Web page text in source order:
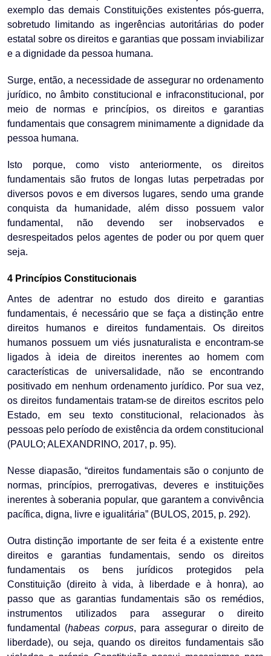
exemplo das demais Constituições existentes pós-guerra,
sobretudo limitando as ingerências autoritárias do poder
estatal sobre os direitos e garantias que possam inviabilizar
e a dignidade da pessoa humana.
Surge, então, a necessidade de assegurar no ordenamento
jurídico, no âmbito constitucional e infraconstitucional, por
meio de normas e princípios, os direitos e garantias
fundamentais que consagrem minimamente a dignidade da
pessoa humana.
Isto porque, como visto anteriormente, os direitos
fundamentais são frutos de longas lutas perpetradas por
diversos povos e em diversos lugares, sendo uma grande
conquista da humanidade, além disso possuem valor
fundamental, não devendo ser inobservados e
desrespeitados pelos agentes de poder ou por quem quer
seja.
4 Princípios Constitucionais
Antes de adentrar no estudo dos direito e garantias
fundamentais, é necessário que se faça a distinção entre
direitos humanos e direitos fundamentais. Os direitos
humanos possuem um viés jusnaturalista e encontram-se
ligados à ideia de direitos inerentes ao homem com
características de universalidade, não se encontrando
positivado em nenhum ordenamento jurídico. Por sua vez,
os direitos fundamentais tratam-se de direitos escritos pelo
Estado, em seu texto constitucional, relacionados às
pessoas pelo período de existência da ordem constitucional
(PAULO; ALEXANDRINO, 2017, p. 95).
Nesse diapasão, “direitos fundamentais são o conjunto de
normas, princípios, prerrogativas, deveres e instituições
inerentes à soberania popular, que garantem a convivência
pacífica, digna, livre e igualitária” (BULOS, 2015, p. 292).
Outra distinção importante de ser feita é a existente entre
direitos e garantias fundamentais, sendo os direitos
fundamentais os bens jurídicos protegidos pela
Constituição (direito à vida, à liberdade e à honra), ao
passo que as garantias fundamentais são os remédios,
instrumentos utilizados para assegurar o direito
fundamental (habeas corpus, para assegurar o direito de
liberdade), ou seja, quando os direitos fundamentais são